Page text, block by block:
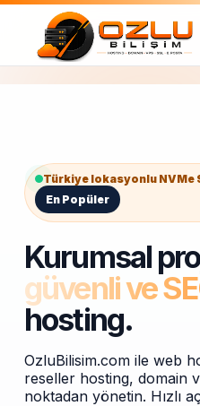
Türkiye lokasyonlu NVMe
En Popüler
Kurumsal
güvenli ve
hosting.
OzluBilisim.com ile web
reseller hosting, domain
noktadan yönetin. Hızlı